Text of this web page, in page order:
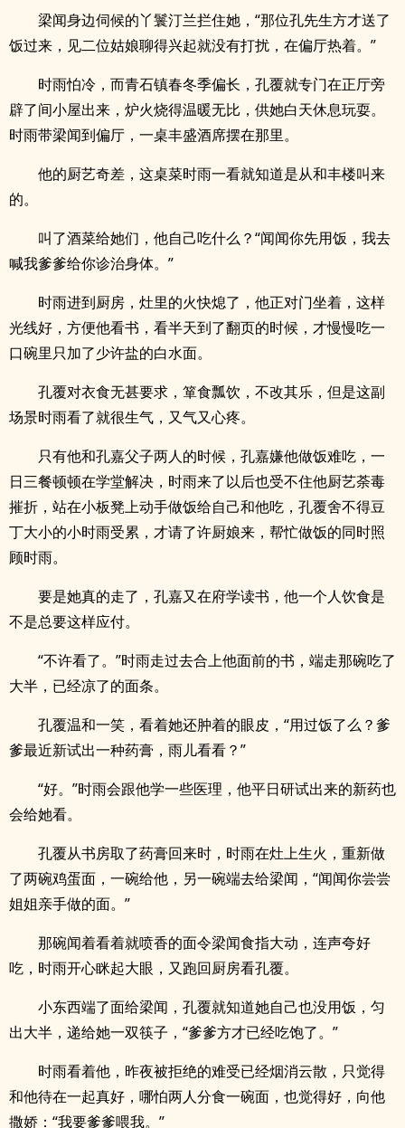
梁闻身边伺候的丫鬟汀兰拦住她，“那位孔先生方才送了
饭过来，见二位姑娘聊得兴起就没有打扰，在偏厅热着。”
时雨怕冷，而青石镇春冬季偏长，孔覆就专门在正厅旁
辟了间小屋出来，炉火烧得温暖无比，供她白天休息玩耍。
时雨带梁闻到偏厅，一桌丰盛酒席摆在那里。
他的厨艺奇差，这桌菜时雨一看就知道是从和丰楼叫来
的。
叫了酒菜给她们，他自己吃什么？“闻闻你先用饭，我去
喊我爹爹给你诊治身体。”
时雨进到厨房，灶里的火快熄了，他正对门坐着，这样
光线好，方便他看书，看半天到了翻页的时候，才慢慢吃一
口碗里只加了少许盐的白水面。
孔覆对衣食无甚要求，箪食瓢饮，不改其乐，但是这副
场景时雨看了就很生气，又气又心疼。
只有他和孔嘉父子两人的时候，孔嘉嫌他做饭难吃，一
日三餐顿顿在学堂解决，时雨来了以后也受不住他厨艺荼毒
摧折，站在小板凳上动手做饭给自己和他吃，孔覆舍不得豆
丁大小的小时雨受累，才请了许厨娘来，帮忙做饭的同时照
顾时雨。
要是她真的走了，孔嘉又在府学读书，他一个人饮食是
不是总要这样应付。
“不许看了。”时雨走过去合上他面前的书，端走那碗吃了
大半，已经凉了的面条。
孔覆温和一笑，看着她还肿着的眼皮，“用过饭了么？爹
爹最近新试出一种药膏，雨儿看看？”
“好。”时雨会跟他学一些医理，他平日研试出来的新药也
会给她看。
孔覆从书房取了药膏回来时，时雨在灶上生火，重新做
了两碗鸡蛋面，一碗给他，另一碗端去给梁闻，“闻闻你尝尝
姐姐亲手做的面。”
那碗闻着看着就喷香的面令梁闻食指大动，连声夸好
吃，时雨开心眯起大眼，又跑回厨房看孔覆。
小东西端了面给梁闻，孔覆就知道她自己也没用饭，匀
出大半，递给她一双筷子，“爹爹方才已经吃饱了。”
时雨看着他，昨夜被拒绝的难受已经烟消云散，只觉得
和他待在一起真好，哪怕两人分食一碗面，也觉得好，向他
撒娇：“我要爹爹喂我。”